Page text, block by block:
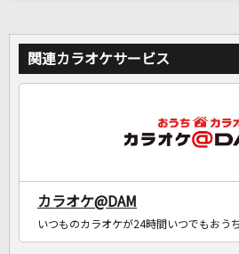
関連カラオケサービス
カラオケ@DAM
いつものカラオケが24時間いつでもおう